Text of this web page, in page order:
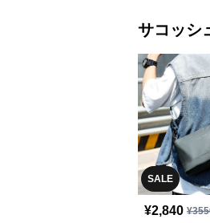
サコッシ
SALE
¥2,840 ¥